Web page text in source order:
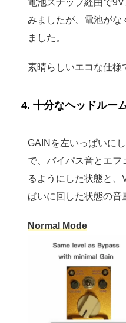
電池スナップ経由で
みましたが、電池がな
ました。
素晴らしいエコな仕様
4. 十分なヘッドルー
GAINを左いっぱいに
で、バイパス音とエフ
るようにした状態と、
ぱいに回した状態の音
Normal Mode